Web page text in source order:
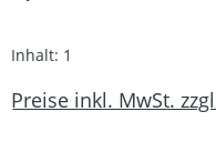
Inhalt: 1
Preise inkl. MwSt.